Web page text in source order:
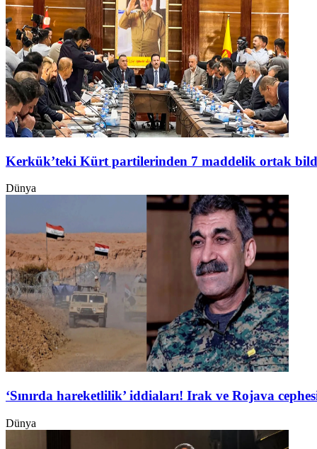
Kerkük’teki Kürt partilerinden 7 maddelik ortak
Dünya
‘Sınırda hareketlilik’ iddiaları! Irak ve Rojava
Dünya